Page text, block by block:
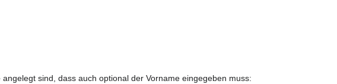
sind, dass auch optional der Vorname eingegeben muss: